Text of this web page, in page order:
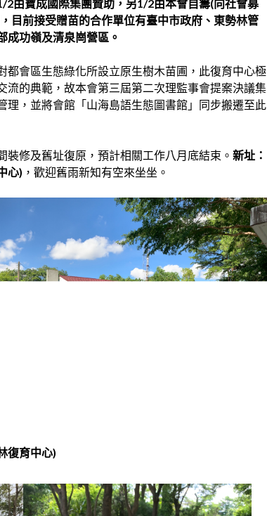
由寶成國際集團贊助，另1/2由本會自籌(向社會募
目前接受贈苗的合作單位有臺中市政府、東勢林管
成功嶺及清泉崗營區。
都會區生態綠化所設立原生樹木苗圃，此復育中心極
的典範，故本會第三屆第二次理監事會提案決議集
理，並將會館「山海島語生態圖書館」同步搬遷至此
裝修及舊址復原，預計相關工作八月底結束。新址：
心) ，歡迎舊雨新知有空來坐坐。
復育中心)